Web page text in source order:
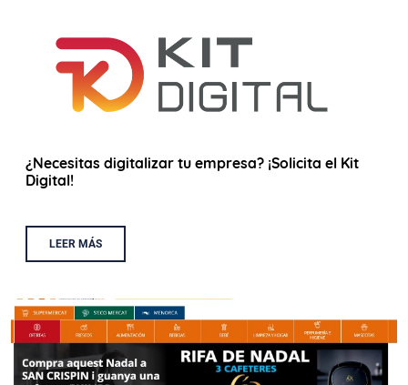
¿Necesitas digitalizar tu empresa? ¡Solicita el Kit
Digital!
LEER MÁS